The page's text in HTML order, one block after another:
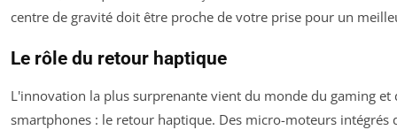
centre de gravité doit être proche de votre prise pour un
Le rôle du retour haptique
L'innovation la plus surprenante vient du monde du gaming et
smartphones : le retour haptique. Des micro-moteurs intégrés